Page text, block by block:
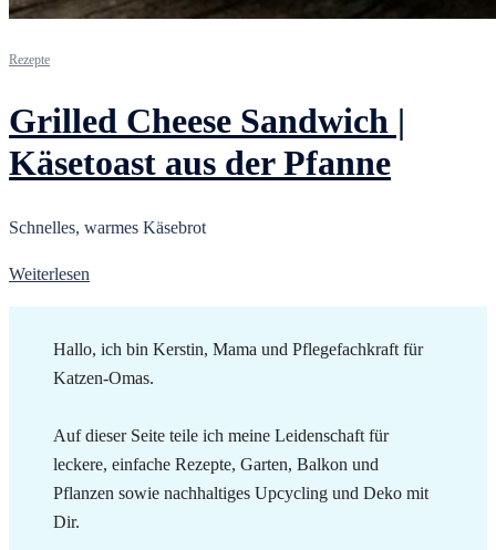
Rezepte
Grilled Cheese Sandwich |
Käsetoast aus der Pfanne
Schnelles, warmes Käsebrot
Weiterlesen
Hallo, ich bin Kerstin, Mama und Pflegefachkraft für
Katzen-Omas.
Auf dieser Seite teile ich meine Leidenschaft für
leckere, einfache Rezepte, Garten, Balkon und
Pflanzen sowie nachhaltiges Upcycling und Deko mit
Dir.